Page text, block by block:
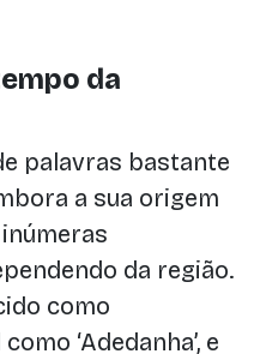
da
palavras bastante
a sua origem
da região.
como
‘Adedanha’, e